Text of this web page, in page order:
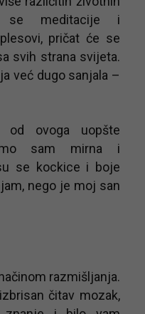
se meditacije i
pričat će se
svih strana svijeta.
već dugo sanjala –
od ovoga uopšte
sam mirna i
se kockice i boje
nego je moj san
razmišljanja.
čitav mozak,